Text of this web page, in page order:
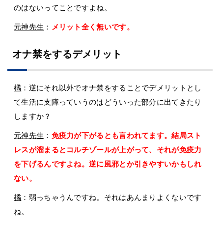
のはないってことですよね。
元神先生 ： メリット全く無いです。
オナ禁をするデメリット
橘 ：逆にそれ以外でオナ禁をすることでデメリットとし
て生活に支障っていうのはどういった部分に出てきたり
しますか？
元神先生 ： 免疫力が下がるとも言われてます。結局スト
レスが溜まるとコルチゾールが上がって、それが免疫力
を下げるんですよね。逆に風邪とか引きやすいかもしれ
ない。
橘 ：弱っちゃうんですね。それはあんまりよくないです
ね。